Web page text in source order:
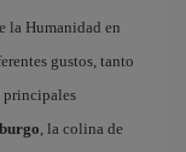
la Humanidad en
gustos, tanto
principales
, la colina de